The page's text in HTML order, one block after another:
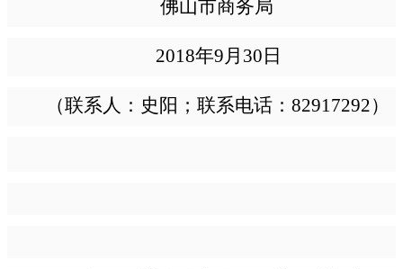
佛山市商务局
2018年9月30日
（联系人：史阳；联系电话： 82917292）